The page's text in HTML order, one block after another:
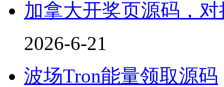
加拿大开奖页源码，
2026-6-21
波场Tron能量领取源码